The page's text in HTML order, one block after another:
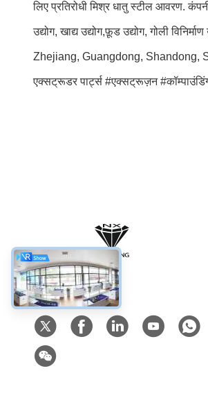
लिए प्रतिरोधी मिश्र धातु स्टील आवरण.
उद्योग, खाद्य उद्योग,फ़ूड उद्योग, गोली
Zhejiang, Guangdong, Shandong,
एक्सट्रूडर पार्ट्स #एक्सट्रूज़न
सोशल मीडिया